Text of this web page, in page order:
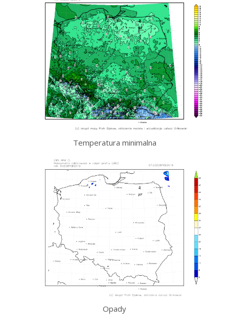
Temperatura minimalna
Opady